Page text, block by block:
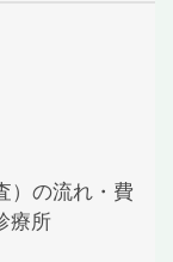
）の流れ・費
療所